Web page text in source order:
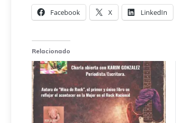
Facebook X LinkedIn
Relacionado